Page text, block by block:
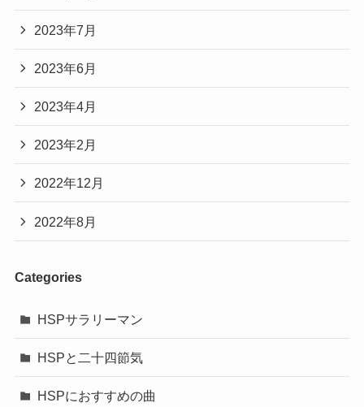
2023年7月
2023年6月
2023年4月
2023年2月
2022年12月
2022年8月
Categories
HSPサラリーマン
HSPと二十四節気
HSPにおすすめの曲